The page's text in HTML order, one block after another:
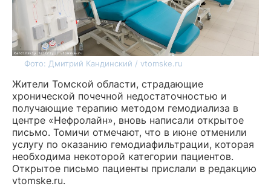
Фото: Дмитрий Кандинский / vtomske.ru
Жители Томской области, страдающие
хронической почечной недостаточностью и
получающие терапию методом гемодиализа в
центре «Нефролайн», вновь написали открытое
письмо. Томичи отмечают, что в июне отменили
услугу по оказанию гемодиафильтрации, которая
необходима некоторой категории пациентов.
Открытое письмо пациенты прислали в редакцию
vtomske.ru.